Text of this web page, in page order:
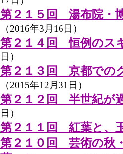
第２１５回 湯布院・
（2016年3月16日）
第２１４回 恒例のス
日）
第２１３回 京都での
（2015年12月31日）
第２１２回 半世紀が
日）
第２１１回 紅葉と、
第２１０回 芸術の秋